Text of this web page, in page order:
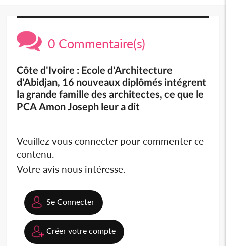
0 Commentaire(s)
Côte d'Ivoire : Ecole d'Architecture
d'Abidjan, 16 nouveaux diplômés intégrent
la grande famille des architectes, ce que le
PCA Amon Joseph leur a dit
Veuillez vous connecter pour commenter ce
contenu.
Votre avis nous intéresse.
Se Connecter
Créer votre compte